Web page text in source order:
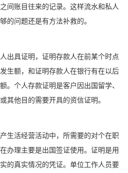
间账目往来的记录。这样流水和私人
的问题还是有方法补救的。
出具证明，证明存款人在前某个时点
生额，和证明存款人在银行有在以后
。个人存款证明是客户因出国留学、
其他目的需要开具的资信证明。
生活经营活动中，所需要的对个在职
办理主要是出国签证使用。证明是用
的真实情况的凭证。单位工作人员要